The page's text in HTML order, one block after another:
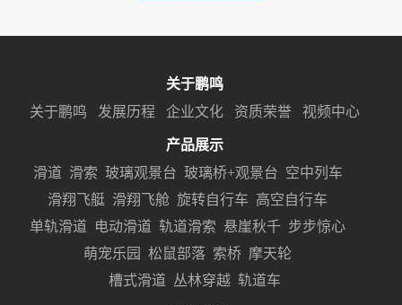
关于鹏鸣
关于鹏鸣
发展历程 企业文化 资质荣誉 视频中心
产品展示
滑道 滑索 玻璃观景台 玻璃桥+观景台 空中列车
滑翔飞艇 滑翔飞舱 旋转自行车 高空自行车
单轨滑道
电动滑道 轨道滑索 悬崖秋千 步步惊心
萌宠乐园
松鼠部落 索桥 摩天轮
槽式滑道 丛林穿越 轨道车